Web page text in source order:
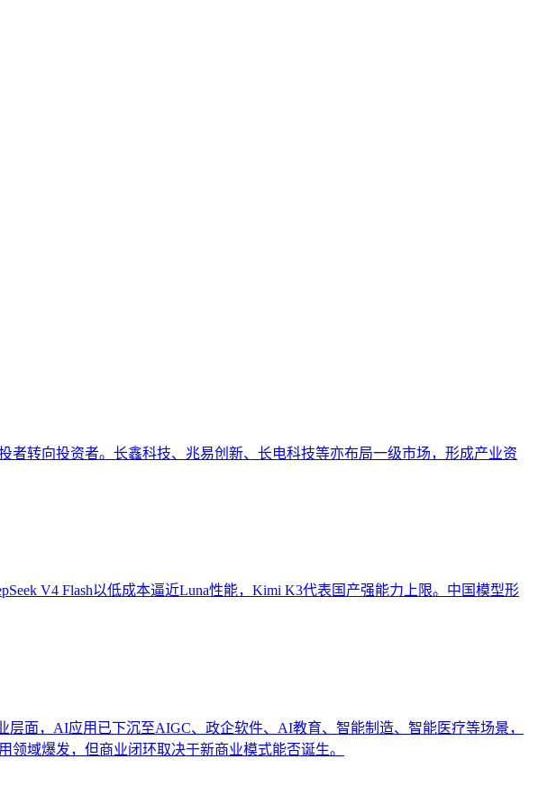
者转向投资者。长鑫科技、兆易创新、长电科技等亦布局一级市场，形成产业资
V4 Flash以低成本逼近Luna性能，Kimi K3代表国产强能力上限。中国模型形
面，AI应用已下沉至AIGC、政企软件、AI教育、智能制造、智能医疗等场景，
域爆发，但商业闭环取决于新商业模式能否诞生。